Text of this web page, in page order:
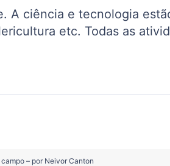
A ciência e tecnologia
etc. Todas as
– por Neivor Canton